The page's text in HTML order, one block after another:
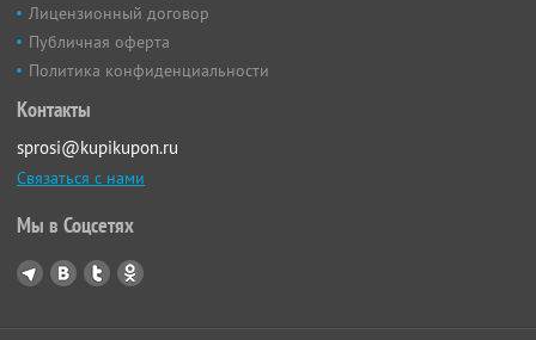
Лицензионный договор
Публичная оферта
Политика конфиденциальности
Контакты
sprosi@kupikupon.ru
Связаться с нами
Мы в Соцсетях